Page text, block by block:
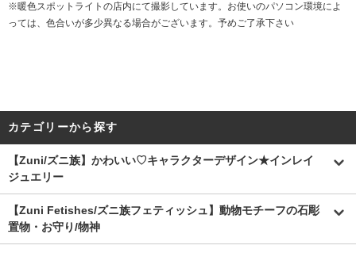
※暖色スポットライトの店内にて撮影しています。お使いのパソコン環境によ
っては、色合いが多少異なる場合がございます。予めご了承下さい
カテゴリーから探す
【Zuni/ズニ族】かわいい♡キャラクターデザイン★インレイ
ジュエリー
【Zuni Fetishes/ズニ族フェティッシュ】動物モチーフの石彫
置物・お守り/物神